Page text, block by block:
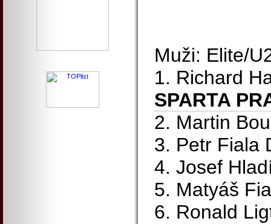
Muži: Elite/
1. Richard
SPARTA
2. Martin
3. Petr Fiala
4. Josef
5. Matyáš
6. Ronald